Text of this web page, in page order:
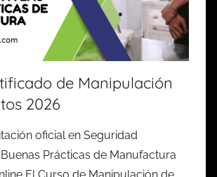
de Manipulación
2026
oficial en Seguridad
Prácticas de Manufactura